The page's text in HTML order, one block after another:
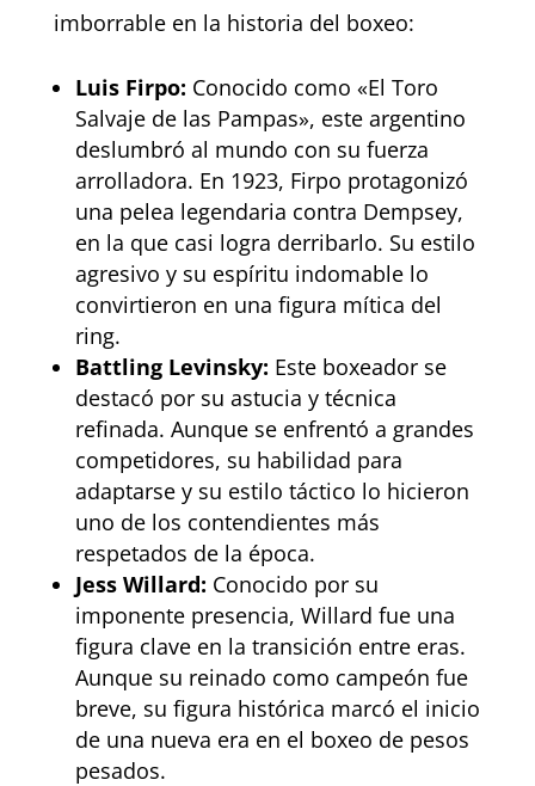
imborrable en la historia del boxeo:
Luis Firpo: Conocido como «El Toro
Salvaje de las Pampas», este argentino
deslumbró al mundo con su fuerza
arrolladora. En 1923, Firpo protagonizó
una pelea legendaria contra Dempsey,
en la que casi logra derribarlo. Su estilo
agresivo y su espíritu indomable lo
convirtieron en una figura mítica del
ring.
Battling Levinsky: Este boxeador se
destacó por su astucia y técnica
refinada. Aunque se enfrentó a grandes
competidores, su habilidad para
adaptarse y su estilo táctico lo hicieron
uno de los contendientes más
respetados de la época.
Jess Willard: Conocido por su
imponente presencia, Willard fue una
figura clave en la transición entre eras.
Aunque su reinado como campeón fue
breve, su figura histórica marcó el inicio
de una nueva era en el boxeo de pesos
pesados.